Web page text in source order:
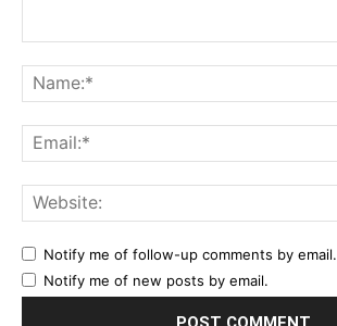
Notify me of follow-up comments by email.
Notify me of new posts by email.